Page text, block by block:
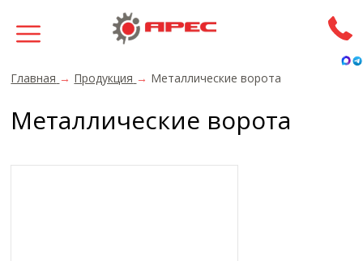
Главная → Продукция → Металлические ворота
Металлические ворота